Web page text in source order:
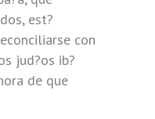
est?
con
jud?os ib?
de que